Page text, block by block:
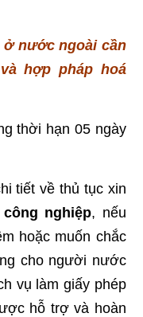
nước ngoài cần
hợp pháp hoá
thời hạn 05 ngày
tiết về thủ tục xin
nghiệp, nếu
hoặc muốn chắc
cho người nước
vụ làm giấy phép
hỗ trợ và hoàn